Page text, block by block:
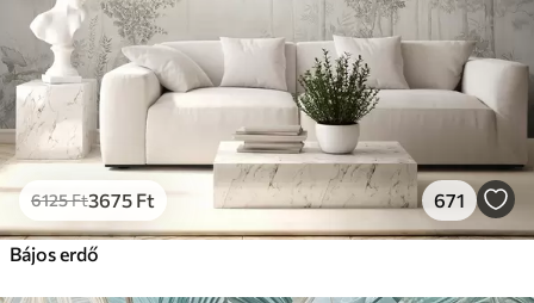
6125Ft3675 Ft 671
Bájos erdő